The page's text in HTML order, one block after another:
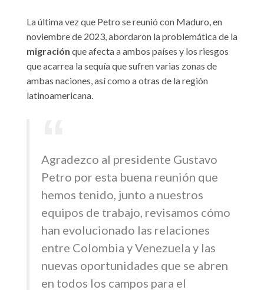
La última vez que Petro se reunió con Maduro, en
noviembre de 2023, abordaron la problemática de la
migración que afecta a ambos países y los riesgos
que acarrea la sequía que sufren varias zonas de
ambas naciones, así como a otras de la región
latinoamericana.
Agradezco al presidente Gustavo
Petro por esta buena reunión que
hemos tenido, junto a nuestros
equipos de trabajo, revisamos cómo
han evolucionado las relaciones
entre Colombia y Venezuela y las
nuevas oportunidades que se abren
en todos los campos para el